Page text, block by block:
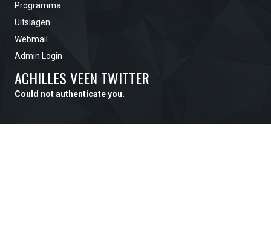
Programma
Uitslagen
Webmail
Admin Login
ACHILLES VEEN TWITTER
Could not authenticate you.